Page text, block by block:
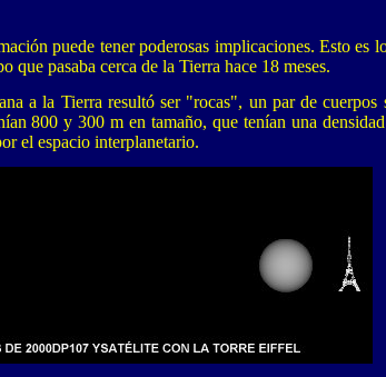
puede tener poderosas implicaciones. Esto
que pasaba cerca de la Tierra hace 18 meses.
a la Tierra resultó ser "rocas", un par de
800 y 300 m en tamaño, que tenían una
el espacio interplanetario.